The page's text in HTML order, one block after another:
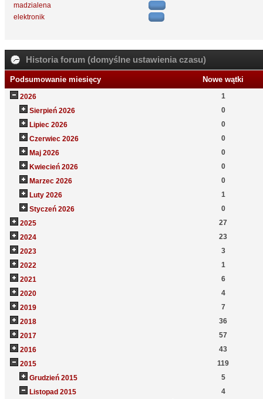
madzialena
elektronik
Historia forum (domyślne ustawienia czasu)
Podsumowanie miesięcy Nowe wątki
2026
1
Sierpień 2026
0
Lipiec 2026
0
Czerwiec 2026
0
Maj 2026
0
Kwiecień 2026
0
Marzec 2026
0
Luty 2026
1
Styczeń 2026
0
2025
27
2024
23
2023
3
2022
1
2021
6
2020
4
2019
7
2018
36
2017
57
2016
43
2015
119
Grudzień 2015
5
Listopad 2015
4